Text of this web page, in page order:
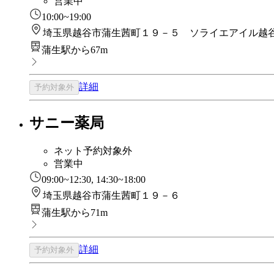
10:00~19:00
埼玉県越谷市蒲生茜町１９－５ ソライエアイル越
蒲生駅から67m
予約対象外 詳細
サニー薬局
ネット予約対象外
営業中
09:00~12:30, 14:30~18:00
埼玉県越谷市蒲生茜町１９－６
蒲生駅から71m
予約対象外 詳細